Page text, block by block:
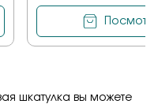
шкатулка вы можете